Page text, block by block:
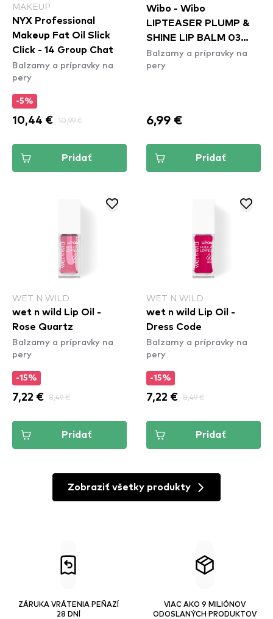
MAKEUP
NYX Professional
Makeup Fat Oil Slick
Click - 14 Group Chat
Balzamy a prípravky na
pery
-5%
10,44 € 10,99 €
Pridať
Wibo - Wibo
LIPTEASER PLUMP &
SHINE LIP BALM 03
Cayenne Kiss
Balzamy a prípravky na
pery
6,99 €
Pridať
WET N WILD
wet n wild Lip Oil -
Rose Quartz
Balzamy a prípravky na
pery
-15%
7,22 € 8,49 €
Pridať
WET N WILD
wet n wild Lip Oil -
Dress Code
Balzamy a prípravky na
pery
-15%
7,22 € 8,49 €
Pridať
Zobraziť všetky produkty
ZÁRUKA VRÁTENIA PEŇAZÍ
28 DNÍ
VIAC AKO 9 MILIÓNOV
ODOSLANÝCH PRODUKTOV